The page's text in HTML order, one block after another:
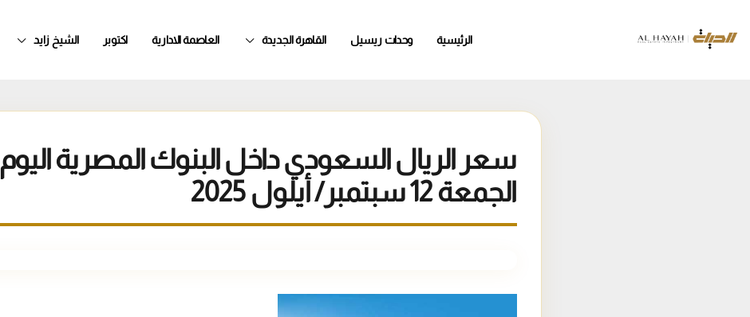
الرئيسية وحدات ريسيل القاهرة الجديدة العاصمة الادارية اكتوبر الشيخ زايد
سعر الريال السعودي داخل البنوك المصرية اليوم
الجمعة 12 سبتمبر/ أيلول 2025